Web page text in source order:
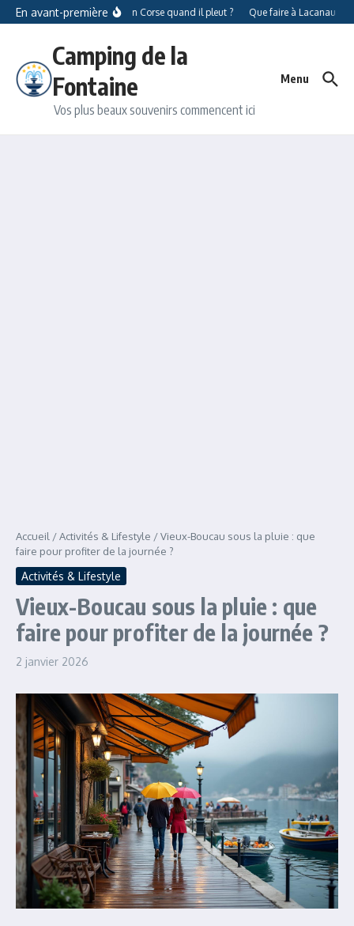
Aller au contenu
En avant-premièreQue faire en Corse quand il pleut ? Que faire à Lacanau
Camping de la
Fontaine
Vos plus beaux souvenirs commencent ici
Menu
Accueil /Activités & Lifestyle /Vieux-Boucau sous la pluie : que
faire pour profiter de la journée ?
Activités & Lifestyle
Vieux-Boucau sous la pluie : que
faire pour profiter de la journée ?
2 janvier 2026